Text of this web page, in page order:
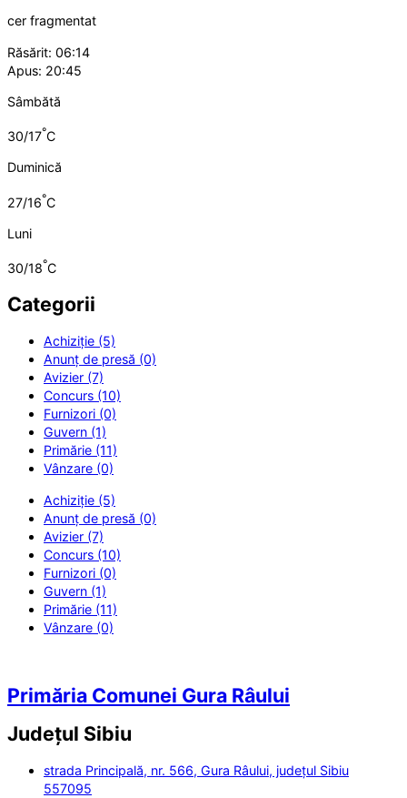
cer fragmentat
Răsărit: 06:14
Apus: 20:45
Sâmbătă
30/17°C
Duminică
27/16°C
Luni
30/18°C
Categorii
Achiziție (5)
Anunț de presă (0)
Avizier (7)
Concurs (10)
Furnizori (0)
Guvern (1)
Primărie (11)
Vânzare (0)
Achiziție (5)
Anunț de presă (0)
Avizier (7)
Concurs (10)
Furnizori (0)
Guvern (1)
Primărie (11)
Vânzare (0)
Primăria Comunei Gura Râului
Județul Sibiu
strada Principală, nr. 566, Gura Râului, județul Sibiu
557095